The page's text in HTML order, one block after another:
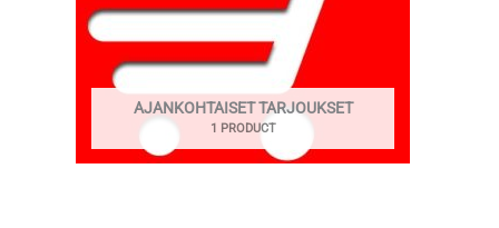
AJANKOHTAISET TARJOUKSET
1 PRODUCT